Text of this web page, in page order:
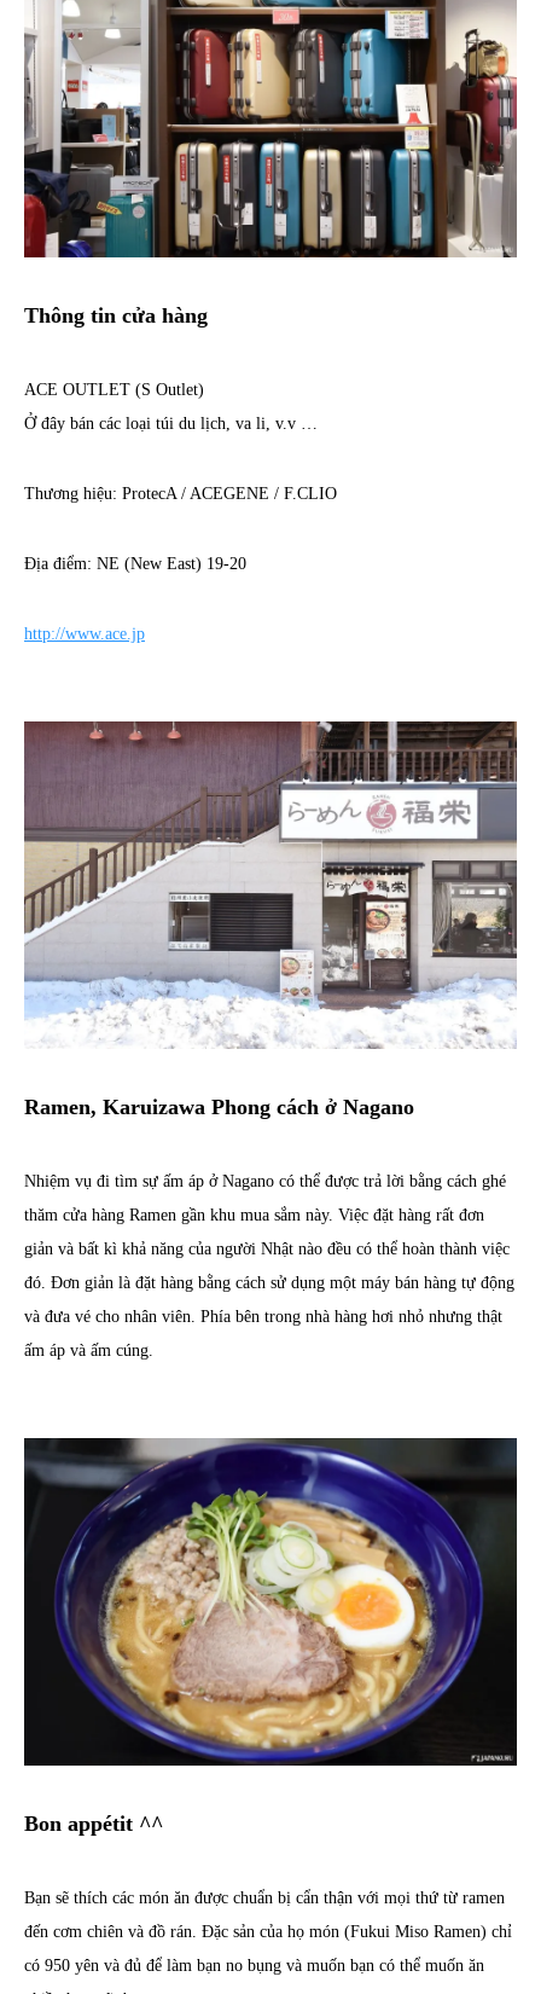
Thông tin cửa hàng
ACE OUTLET (S Outlet)
Ở đây bán các loại túi du lịch, va li, v.v …
Thương hiệu: ProtecA / ACEGENE / F.CLIO
Địa điểm: NE (New East) 19-20
http://www.ace.jp
Ramen, Karuizawa Phong cách ở Nagano
Nhiệm vụ đi tìm sự ấm áp ở Nagano có thể được trả lời bằng cách ghé
thăm cửa hàng Ramen gần khu mua sắm này. Việc đặt hàng rất đơn
giản và bất kì khả năng của người Nhật nào đều có thể hoàn thành việc
đó. Đơn giản là đặt hàng bằng cách sử dụng một máy bán hàng tự động
và đưa vé cho nhân viên. Phía bên trong nhà hàng hơi nhỏ nhưng thật
ấm áp và ấm cúng.
Bon appétit ^^
Bạn sẽ thích các món ăn được chuẩn bị cẩn thận với mọi thứ từ ramen
đến cơm chiên và đồ rán. Đặc sản của họ món (Fukui Miso Ramen) chỉ
có 950 yên và đủ để làm bạn no bụng và muốn bạn có thể muốn ăn